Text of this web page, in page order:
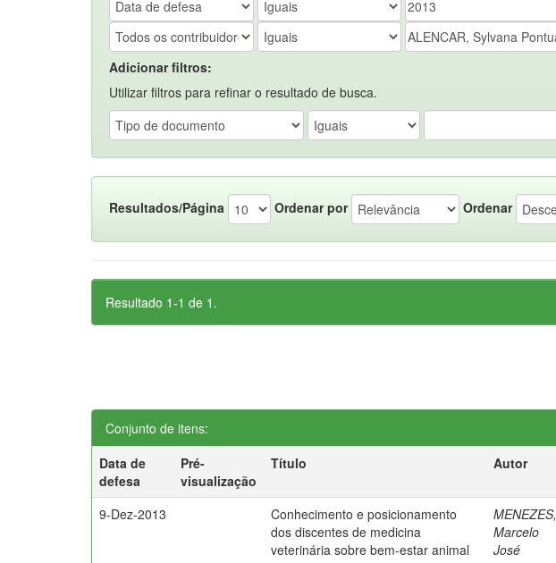
Adicionar filtros:
Utilizar filtros para refinar o resultado de busca.
Resultados/Página Ordenar por Ordenar
Resultado 1-1 de 1.
Conjunto de itens:
Data de
defesa
Pré-
visualização
Título Autor
9-Dez-2013
Conhecimento e posicionamento
dos discentes de medicina
veterinária sobre bem-estar animal
MENEZES,
Marcelo
José